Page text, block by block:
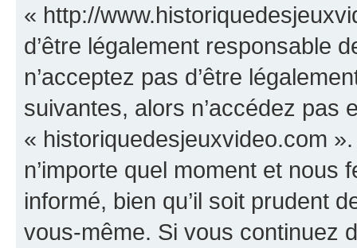
« http://
d’être légalement responsable
n’acceptez pas d’être
suivantes, alors n’accédez pas
« historiquedesjeuxvideo.com
n’importe quel moment et
informé, bien qu’il soit prudent
vous-même. Si vous continuez